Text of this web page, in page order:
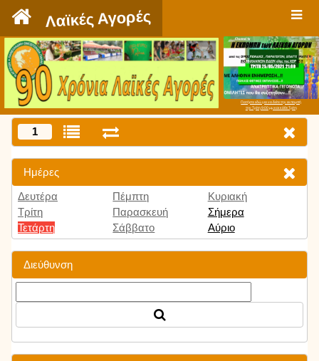
Λαϊκές Αγορές
Πατήστε εδώ για να δείτε την εκπομπή
την Τρίτη 9:00 μμ και κάθε Τρίτη
1
Ημέρες
Δευτέρα
Τρίτη
Τετάρτη
Πέμπτη
Παρασκευή
Σάββατο
Κυριακή
Σήμερα
Αύριο
Διεύθυνση